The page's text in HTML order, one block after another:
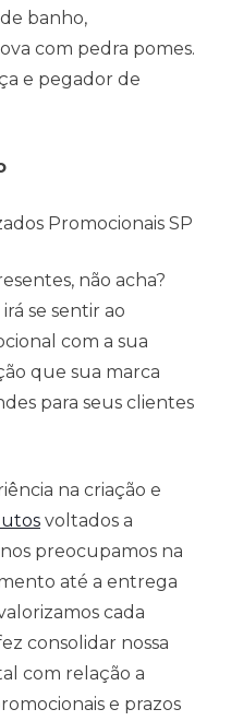
banho,
com pedra pomes.
e pegador de
Promocionais SP
não acha?
se sentir ao
com a sua
que sua marca
para seus clientes
na criação e
voltados a
preocupamos na
até a entrega
cada
consolidar nossa
com relação a
e prazos